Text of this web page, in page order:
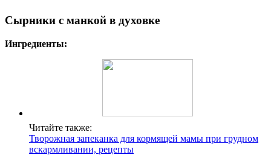
Сырники с манкой в духовке
Ингредиенты:
Читайте также:
Творожная запеканка для кормящей мамы при грудном
вскармливании, рецепты